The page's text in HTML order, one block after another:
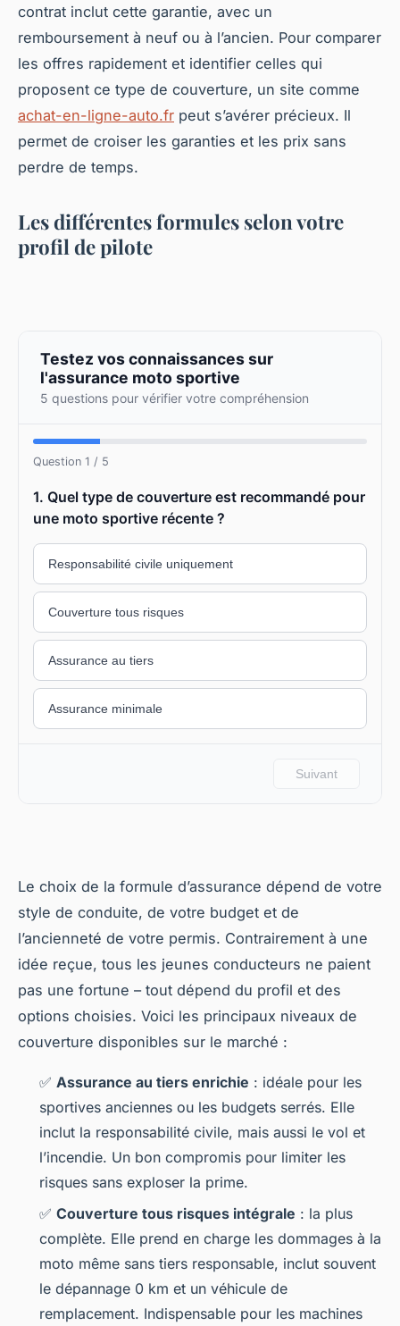
contrat inclut cette garantie, avec un
remboursement à neuf ou à l’ancien. Pour comparer
les offres rapidement et identifier celles qui
proposent ce type de couverture, un site comme
achat-en-ligne-auto.fr peut s’avérer précieux. Il
permet de croiser les garanties et les prix sans
perdre de temps.
Les différentes formules selon votre
profil de pilote
Le choix de la formule d’assurance dépend de votre
style de conduite, de votre budget et de
l’ancienneté de votre permis. Contrairement à une
idée reçue, tous les jeunes conducteurs ne paient
pas une fortune – tout dépend du profil et des
options choisies. Voici les principaux niveaux de
couverture disponibles sur le marché :
✅ Assurance au tiers enrichie : idéale pour les
sportives anciennes ou les budgets serrés. Elle
inclut la responsabilité civile, mais aussi le vol et
l’incendie. Un bon compromis pour limiter les
risques sans exploser la prime.
✅ Couverture tous risques intégrale : la plus
complète. Elle prend en charge les dommages à la
moto même sans tiers responsable, inclut souvent
le dépannage 0 km et un véhicule de
remplacement. Indispensable pour les machines